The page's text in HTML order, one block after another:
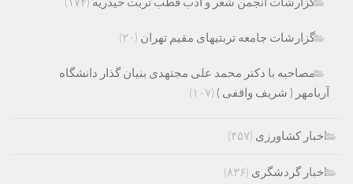
گزارشات جامعه تربتیهای مقیم تهران (۲۰)
مصاحبه با دکتر محمد علی مجتهدی بنیان گذار دانشگاه
آریامهر ( شریف واقفی ) (۱۰۷)
اخبار کشاورزی (۴۵۷)
اخبار گردشگری (۸۳۶)